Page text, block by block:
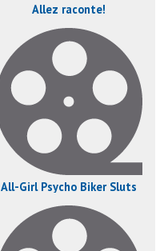
Allez raconte!
All-Girl Psycho Biker Sluts